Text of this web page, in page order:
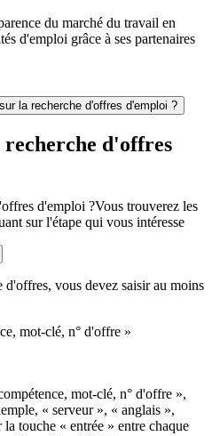
du marché du travail en
d'emploi grâce à ses partenaires
la recherche d'offres d'emploi ?
d'offres
d'emploi ?Vous trouverez les
sur l'étape qui vous intéresse
d'offres, vous devez saisir au moins
mot-clé, n° d'offre »
mot-clé, n° d'offre »,
« serveur », « anglais »,
la touche « entrée » entre chaque